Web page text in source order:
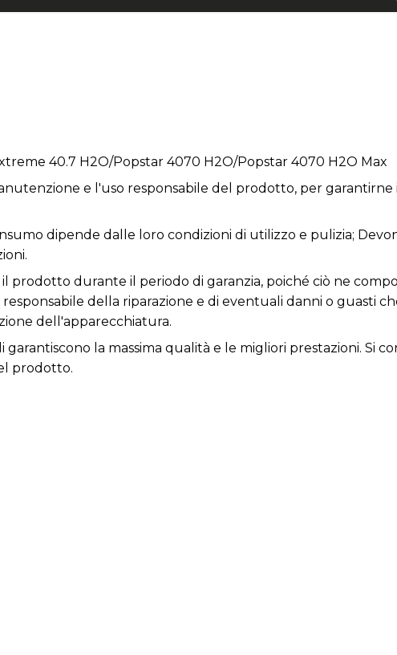
40.7 H2O/Popstar 4070 H2O/Popstar 4070 H2O Max
e l'uso responsabile del prodotto, per
dipende dalle loro condizioni di utilizzo e pulizia;
il prodotto durante il periodo di garanzia, poiché ciò ne
della riparazione e di eventuali danni o guasti
dell'apparecchiatura.
la massima qualità e le migliori prestazioni. Si
prodotto.